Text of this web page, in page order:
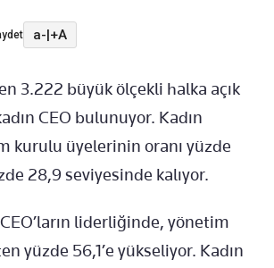
a-|+A
3.222 büyük ölçekli halka açık
CEO bulunuyor. Kadın
kurulu üyelerinin oranı yüzde
28,9 seviyesinde kalıyor.
liderliğinde, yönetim
yüzde 56,1’e yükseliyor. Kadın